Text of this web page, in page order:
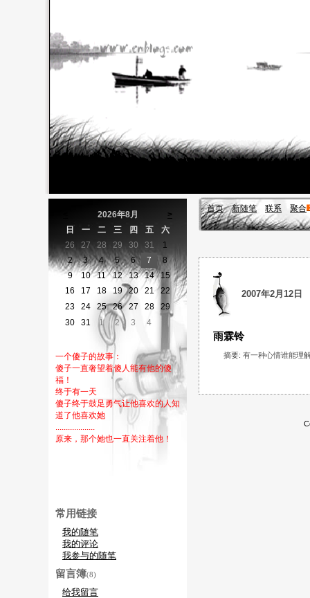
首页 新随笔 联系 聚合
2007年2月12日
雨霖铃
摘要: 有一种心情谁能理
2026年8月
>
日
一 二 三 四 五
六
26
27 28 29 30 31
1
2
3 4 5 6 7
8
9
10 11 12 13 14
15
16
17 18 19 20 21
22
23
24 25 26 27 28
29
30
31 1 2 3 4
一个傻子的故事：
傻子一直奢望着傻人能有他的傻
福！
终于有一天
傻子终于鼓足勇气让他喜欢的人知
道了他喜欢她
...................
原来，那个她也一直关注着他！
常用链接
我的随笔
我的评论
我参与的随笔
留言簿(8)
给我留言